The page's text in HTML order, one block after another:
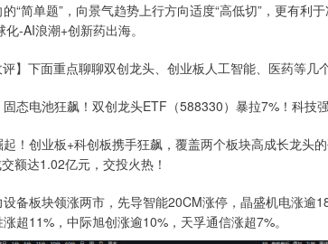
“简单题”，向景气趋势上行方向适度“高低切”，更有利
-AI浪潮+创新药出海。
下面重点聊聊双创龙头、创业板人工智能、医药等几
电池狂飙！双创龙头ETF（588330）暴拉7%！科技
创业板+科创板携手狂飙，覆盖两个板块高成长龙头
额达1.02亿元，交投火热！
板块领涨两市，先导智能20CM涨停，晶盛机电涨逾
超11%，中际旭创涨逾10%，天孚通信涨超7%。